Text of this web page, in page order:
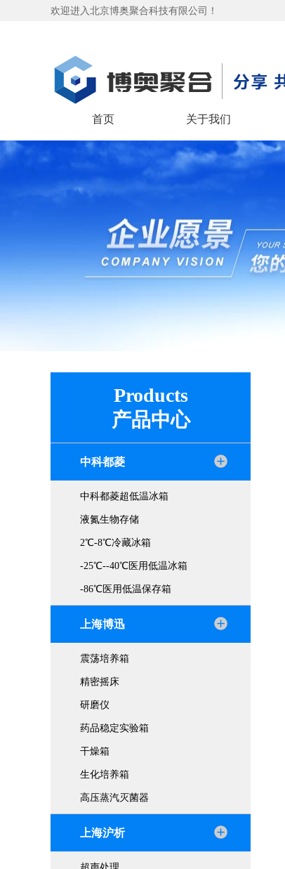
欢迎进入北京博奥聚合科技有限公司！
首页 关于我们
Products
产品中心
中科都菱
中科都菱超低温冰箱
液氮生物存储
2℃-8℃冷藏冰箱
-25℃--40℃医用低温冰箱
-86℃医用低温保存箱
上海博迅
震荡培养箱
精密摇床
研磨仪
药品稳定实验箱
干燥箱
生化培养箱
高压蒸汽灭菌器
上海沪析